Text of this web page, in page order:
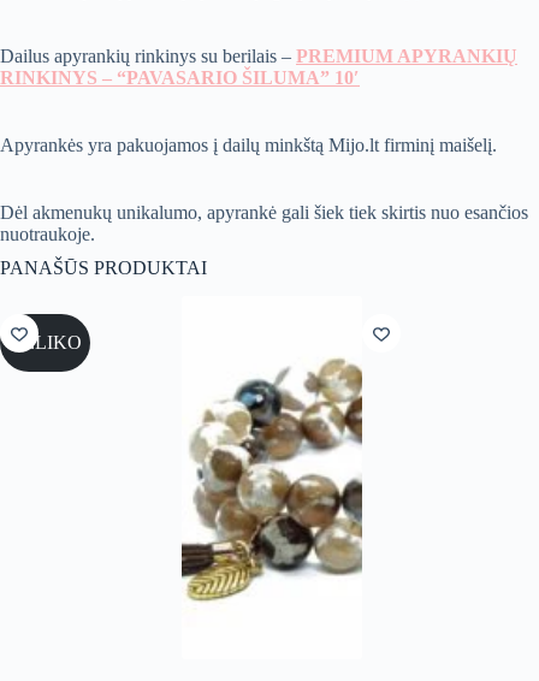
Dailus apyrankių rinkinys su berilais – PREMIUM APYRANKIŲ
RINKINYS – “PAVASARIO ŠILUMA” 10′
Apyrankės yra pakuojamos į dailų minkštą Mijo.lt firminį maišelį.
Dėl akmenukų unikalumo, apyrankė gali šiek tiek skirtis nuo esančios
nuotraukoje.
PANAŠŪS PRODUKTAI
NELIKO